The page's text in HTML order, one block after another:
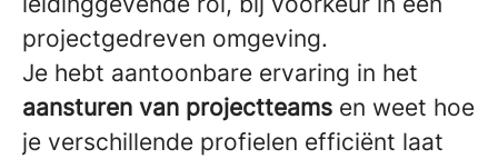
projectgedreven omgeving.
Je hebt aantoonbare ervaring in het
aansturen van projectteams en weet hoe
je verschillende profielen efficiënt laat